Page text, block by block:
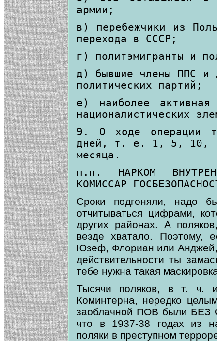
армии;
в) перебежчики из
перехода в СССР;
г) политэмигранты и
д) бывшие члены ППС и
политических партий;
е) наиболее активная
националистических
9. О ходе операции
дней, т. е. 1, 5, 10,
месяца.
п.п. НАРКОМ
КОМИССАР
Сроки подгоняли, надо
отчитываться цифрами,
других районах. А
везде хватало. Поэтому,
Юзеф, Флориан или Анджей,
действительности ты
тебе нужна такая
Тысячи поляков, в т. ч.
Коминтерна, нередко
заоблачной ПОВ были БЕЗ
что в 1937-38 годах из
поляки в преступном